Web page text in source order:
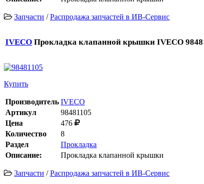
Запчасти /Распродажа запчастей в ИВ-Сервис
IVECO Прокладка клапанной крышки IVECO
Купить
Производитель IVECO
Артикул
98481105
Цена
476
Количество
8
Раздел
Прокладка
Описание:
Прокладка клапанной крышки
Запчасти /Распродажа запчастей в ИВ-Сервис